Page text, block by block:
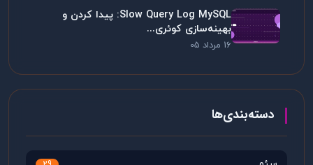
Slow Query Log MySQL: پیدا کردن و
بهینه‌سازی کوئری...
16 مرداد 05
دسته‌بندی‌ها